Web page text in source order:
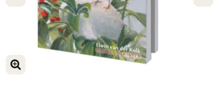
VORIGE
VERGROOT AFBEELDING
VERGROOT AFBEELDING